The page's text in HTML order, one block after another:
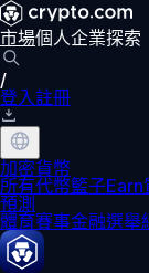
市場個人企業探索
/
登入註冊
加密貨幣
所有代幣籃子Earn
預測
體育賽事金融選舉